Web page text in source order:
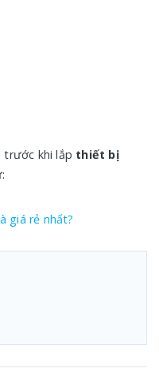
trước khi lắp thiết bị
giá rẻ nhất?